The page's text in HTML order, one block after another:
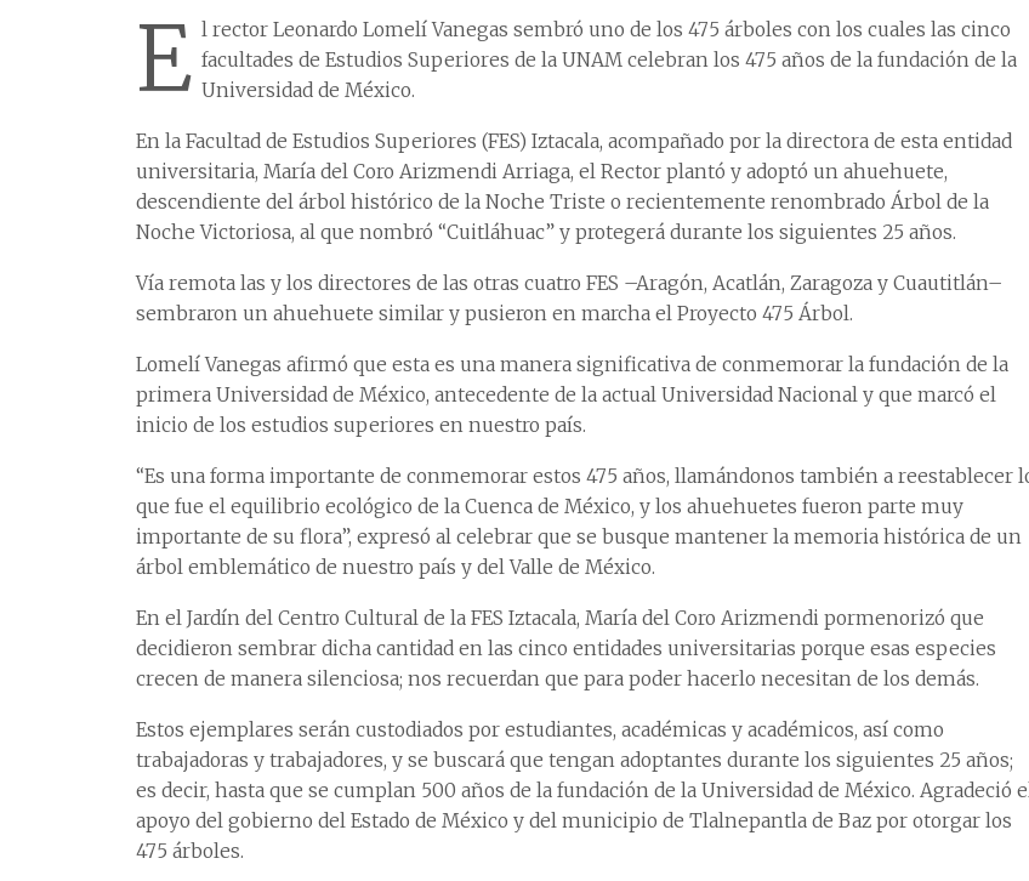
E l rector Leonardo Lomelí Vanegas sembró uno de los 475 árboles con los cuales las cinco
facultades de Estudios Superiores de la UNAM celebran los 475 años de la fundación de la
Universidad de México.
En la Facultad de Estudios Superiores (FES) Iztacala, acompañado por la directora de esta entidad
universitaria, María del Coro Arizmendi Arriaga, el Rector plantó y adoptó un ahuehuete,
descendiente del árbol histórico de la Noche Triste o recientemente renombrado Árbol de la
Noche Victoriosa, al que nombró “Cuitláhuac” y protegerá durante los siguientes 25 años.
Vía remota las y los directores de las otras cuatro FES –Aragón, Acatlán, Zaragoza y Cuautitlán–
sembraron un ahuehuete similar y pusieron en marcha el Proyecto 475 Árbol.
Lomelí Vanegas afirmó que esta es una manera significativa de conmemorar la fundación de la
primera Universidad de México, antecedente de la actual Universidad Nacional y que marcó el
inicio de los estudios superiores en nuestro país.
“Es una forma importante de conmemorar estos 475 años, llamándonos también a reestablecer
que fue el equilibrio ecológico de la Cuenca de México, y los ahuehuetes fueron parte muy
importante de su flora”, expresó al celebrar que se busque mantener la memoria histórica de un
árbol emblemático de nuestro país y del Valle de México.
En el Jardín del Centro Cultural de la FES Iztacala, María del Coro Arizmendi pormenorizó que
decidieron sembrar dicha cantidad en las cinco entidades universitarias porque esas especies
crecen de manera silenciosa; nos recuerdan que para poder hacerlo necesitan de los demás.
Estos ejemplares serán custodiados por estudiantes, académicas y académicos, así como
trabajadoras y trabajadores, y se buscará que tengan adoptantes durante los siguientes 25 años;
es decir, hasta que se cumplan 500 años de la fundación de la Universidad de México. Agradeció el
apoyo del gobierno del Estado de México y del municipio de Tlalnepantla de Baz por otorgar los
475 árboles.